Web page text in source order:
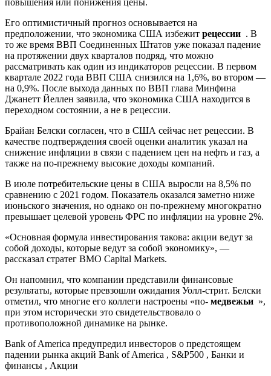
Его оптимистичный прогноз основывается на
предположении, что экономика США избежит рецессии . В
то же время ВВП Соединенных Штатов уже показал падение
на протяжении двух кварталов подряд, что можно
рассматривать как один из индикаторов рецессии. В первом
квартале 2022 года ВВП США снизился на 1,6%, во втором —
на 0,9%. После выхода данных по ВВП глава Минфина
Джанетт Йеллен заявила, что экономика США находится в
переходном состоянии, а не в рецессии.
Брайан Белски согласен, что в США сейчас нет рецессии. В
качестве подтверждения своей оценки аналитик указал на
снижение инфляции в связи с падением цен на нефть и газ, а
также на по-прежнему высокие доходы компаний.
В июле потребительские цены в США выросли на 8,5% по
сравнению с 2021 годом. Показатель оказался заметно ниже
июньского значения, но однако он по-прежнему многократно
превышает целевой уровень ФРС по инфляции на уровне 2%.
«Основная формула инвестирования такова: акции ведут за
собой доходы, которые ведут за собой экономику», —
рассказал стратег BMO Capital Markets.
Он напомнил, что компании представили финансовые
результаты, которые превзошли ожидания Уолл-стрит. Белски
отметил, что многие его коллеги настроены «по- медвежьи »,
при этом исторически это свидетельствовало о
противоположной динамике на рынке.
Bank of America предупредил инвесторов о предстоящем
падении рынка акций Bank of America , S&P500 , Банки и
финансы , Акции